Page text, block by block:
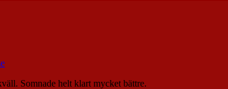
Somnade helt klart mycket bättre.